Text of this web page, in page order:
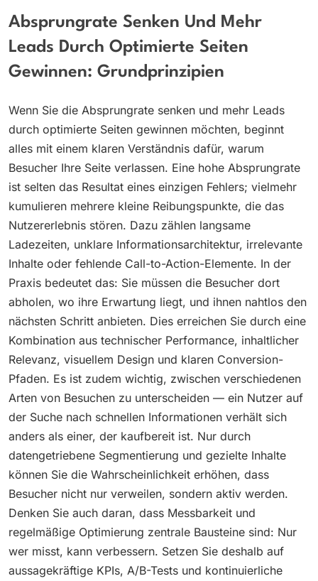
Absprungrate Senken Und Mehr
Leads Durch Optimierte Seiten
Gewinnen: Grundprinzipien
Wenn Sie die Absprungrate senken und mehr Leads
durch optimierte Seiten gewinnen möchten, beginnt
alles mit einem klaren Verständnis dafür, warum
Besucher Ihre Seite verlassen. Eine hohe Absprungrate
ist selten das Resultat eines einzigen Fehlers; vielmehr
kumulieren mehrere kleine Reibungspunkte, die das
Nutzererlebnis stören. Dazu zählen langsame
Ladezeiten, unklare Informationsarchitektur, irrelevante
Inhalte oder fehlende Call-to-Action-Elemente. In der
Praxis bedeutet das: Sie müssen die Besucher dort
abholen, wo ihre Erwartung liegt, und ihnen nahtlos den
nächsten Schritt anbieten. Dies erreichen Sie durch eine
Kombination aus technischer Performance, inhaltlicher
Relevanz, visuellem Design und klaren Conversion-
Pfaden. Es ist zudem wichtig, zwischen verschiedenen
Arten von Besuchen zu unterscheiden — ein Nutzer auf
der Suche nach schnellen Informationen verhält sich
anders als einer, der kaufbereit ist. Nur durch
datengetriebene Segmentierung und gezielte Inhalte
können Sie die Wahrscheinlichkeit erhöhen, dass
Besucher nicht nur verweilen, sondern aktiv werden.
Denken Sie auch daran, dass Messbarkeit und
regelmäßige Optimierung zentrale Bausteine sind: Nur
wer misst, kann verbessern. Setzen Sie deshalb auf
aussagekräftige KPIs, A/B-Tests und kontinuierliche